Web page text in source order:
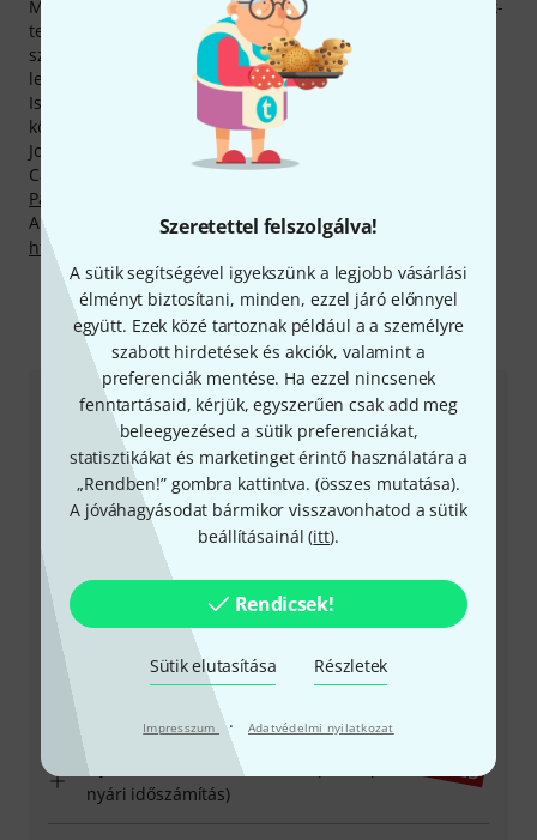
Szeretettel felszolgálva!
A sütik segítségével igyekszünk a legjobb vásárlási
élményt biztosítani, minden, ezzel járó előnnyel
együtt. Ezek közé tartoznak például a a személyre
szabott hirdetések és akciók, valamint a
preferenciák mentése. Ha ezzel nincsenek
fenntartásaid, kérjük, egyszerűen csak add meg
beleegyezésed a sütik preferenciákat,
statisztikákat és marketinget érintő használatára a
„Rendben!” gombra kattintva. (összes mutatása).
A jóváhagyásodat bármikor visszavonhatod a sütik
beállításainál (itt).
Rendicsek!
Sütik elutasítása Részletek
Impresszum · Adatvédelmi nyilatkozat
Mark márkáink felső 10 százalékába tartozik. 117 Pro Mark-
termék van jelenleg raktáron, rendelés után mind azonnal
szállítható, illetve helyben, a Thomann székhelyén
letesztelhető.
Ismert, Pro Mark-eszközöket használó zenészek (többek
közt) Ed Shaughnessy, Paul Wertico,
Jonathan Moffett, Bobby Rock, Liberty De Vito, Michael
Carvin,
Marco Minnemann,Elvin Jones Hickory
Palmer
A gyártóval kapcsolatban itt találsz bővebb tájékoztatást:
http://www.promark.com
Így érhetsz el minket
Ügyfélszolgálat - Magyarország
Ügyfélszolgálatunk minden kérdés és észrevétel esetén
örömmel áll rendelkezésedre
Készítsd elő ügyfélszámodat
Nyitvatartási idő (CEST - Közép-európai
nyári időszámítás)